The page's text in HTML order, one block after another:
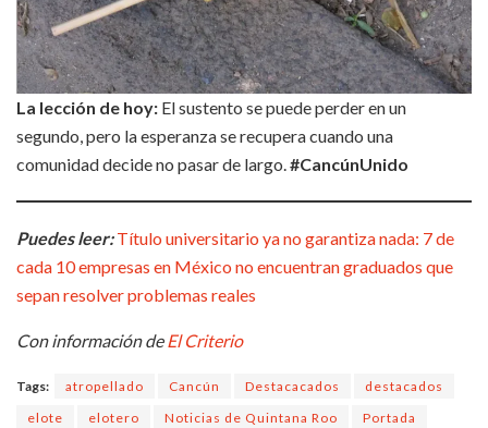
La lección de hoy: El sustento se puede perder en un
segundo, pero la esperanza se recupera cuando una
comunidad decide no pasar de largo.#CancúnUnido
Puedes leer:Título universitario ya no garantiza nada: 7 de
cada 10 empresas en México no encuentran graduados que
sepan resolver problemas reales
Con información deEl Criterio
Tags: atropellado Cancún Destacacados
destacados
elote
elotero Noticias de Quintana Roo
Portada